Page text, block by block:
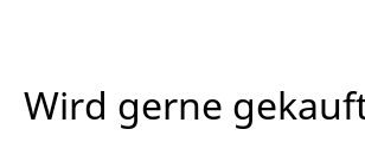
Wird gerne